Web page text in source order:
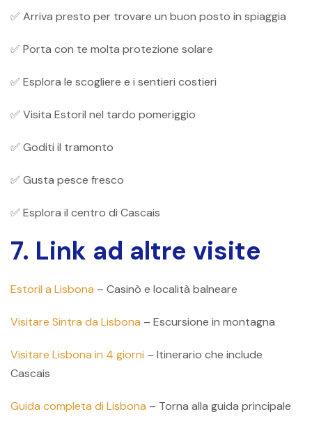
✅ Arriva presto per trovare un buon posto in spiaggia
✅ Porta con te molta protezione solare
✅ Esplora le scogliere e i sentieri costieri
✅ Visita Estoril nel tardo pomeriggio
✅ Goditi il ​​tramonto
✅ Gusta pesce fresco
✅ Esplora il centro di Cascais
7. Link ad altre visite
Estoril a Lisbona – Casinò e località balneare
Visitare Sintra da Lisbona – Escursione in montagna
Visitare Lisbona in 4 giorni – Itinerario che include
Cascais
Guida completa di Lisbona – Torna alla guida principale